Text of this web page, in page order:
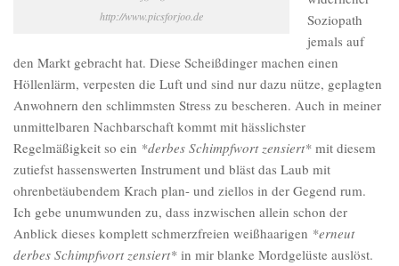
http://www.picsforjoo.de
Soziopath
jemals auf
den Markt gebracht hat. Diese Scheißdinger machen einen
Höllenlärm, verpesten die Luft und sind nur dazu nütze, geplagten
Anwohnern den schlimmsten Stress zu bescheren. Auch in meiner
unmittelbaren Nachbarschaft kommt mit hässlichster
Regelmäßigkeit so ein *derbes Schimpfwort zensiert* mit diesem
zutiefst hassenswerten Instrument und bläst das Laub mit
ohrenbetäubendem Krach plan- und ziellos in der Gegend rum.
Ich gebe unumwunden zu, dass inzwischen allein schon der
Anblick dieses komplett schmerzfreien weißhaarigen *erneut
derbes Schimpfwort zensiert* in mir blanke Mordgelüste auslöst.